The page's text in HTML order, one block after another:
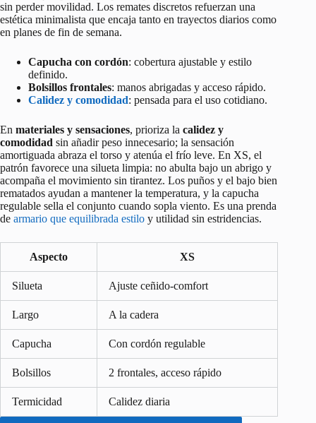
sin perder movilidad. Los remates discretos refuerzan una
estética minimalista que encaja tanto en trayectos diarios como
en planes de fin de semana.
Capucha con cordón: cobertura ajustable y estilo
definido.
Bolsillos frontales: manos abrigadas y acceso rápido.
Calidez y comodidad: pensada para el uso cotidiano.
En materiales y sensaciones, prioriza la calidez y
comodidad sin añadir peso innecesario; la sensación
amortiguada abraza el torso y atenúa el frío leve. En XS, el
patrón favorece una silueta limpia: no abulta bajo un abrigo y
acompaña el movimiento sin tirantez. Los puños y el bajo bien
rematados ayudan a mantener la temperatura, y la capucha
regulable sella el conjunto cuando sopla viento. Es una prenda
de armario que equilibrada estilo y utilidad sin estridencias.
Aspecto XS
Silueta Ajuste ceñido‑comfort
Largo A la cadera
Capucha Con cordón regulable
Bolsillos 2 frontales, acceso rápido
Termicidad Calidez diaria